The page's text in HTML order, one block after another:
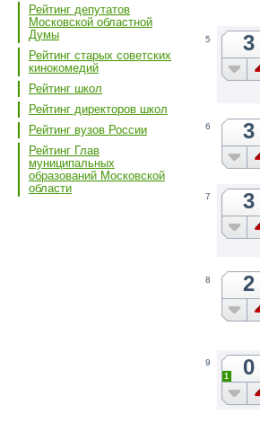
Рейтинг депутатов
Московской областной
Думы
Рейтинг старых советских
кинокомедий
Рейтинг школ
Рейтинг директоров школ
Рейтинг вузов России
Рейтинг Глав
муниципальных
образований Московской
области
5 3
6 3
7 3
8 2
9 0
1